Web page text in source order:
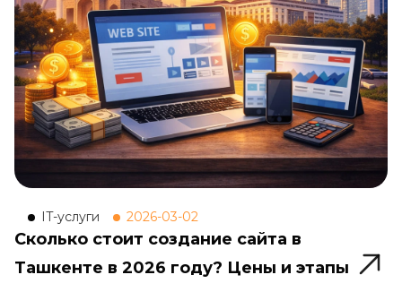
IT-услуги 2026-03-02
Сколько стоит создание сайта в
Ташкенте в 2026 году? Цены и этапы